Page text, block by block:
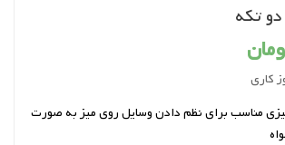
تکه
مناسب برای نظم دادن وسایل روی میز به صورت